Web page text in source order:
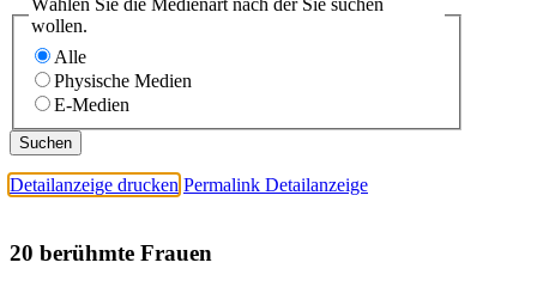
Wählen Sie die Medienart nach der Sie suchen
wollen.
Alle
Physische Medien
E-Medien
Detailanzeige drucken Permalink Detailanzeige
20 berühmte Frauen